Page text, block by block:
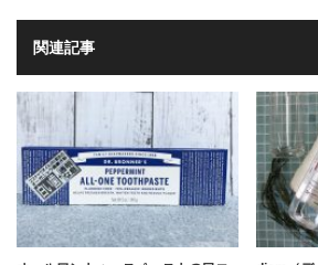
関連記事